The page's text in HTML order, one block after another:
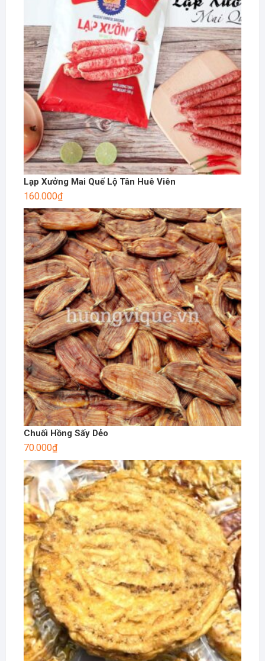
Lạp Xưởng Mai Quế Lộ Tân Huê Viên
160.000₫
Chuối Hồng Sấy Dẻo
70.000₫